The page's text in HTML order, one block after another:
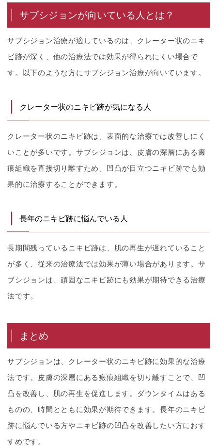
サブシジョンが向いている人とは？
サブシジョン治療が適しているのは、クレーター状のニキ
ビ跡が深く、他の治療法では効果が得られにくい場合で
す。以下のような方にサブシジョン治療が向いています。
クレーター状のニキビ跡が気になる人
クレーター状のニキビ跡は、表面的な治療では改善しにく
いことが多いです。サブシジョンは、皮膚の深層にある瘢
痕組織を直接切り離すため、凹凸が目立つニキビ跡でも効
果的に治療することができます。
長年のニキビ跡に悩んでいる人
長期間残っているニキビ跡は、肌の再生が遅れていること
が多く、従来の治療法では効果が薄い場合があります。サ
ブシジョンは、頑固なニキビ跡にも効果が期待できる治療
法です。
まとめ
サブシジョンは、クレーター状のニキビ跡に効果的な治療
法です。皮膚の深層にある瘢痕組織を切り離すことで、凹
凸を改善し、肌の再生を促進します。ダウンタイムはある
ものの、時間とともに効果が期待できます。長年のニキビ
跡に悩んでいる方やニキビ跡の凹凸を改善したい方におす
すめです。